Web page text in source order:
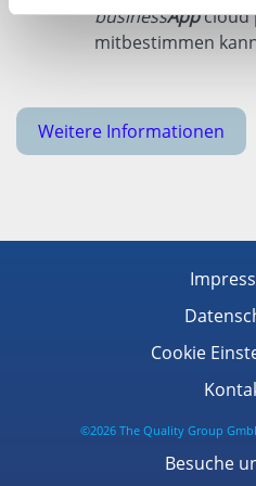
businessAppcloud
mitbestimmen
Weitere Informationen
Cookie
©2026 The Quality Group
Besuche